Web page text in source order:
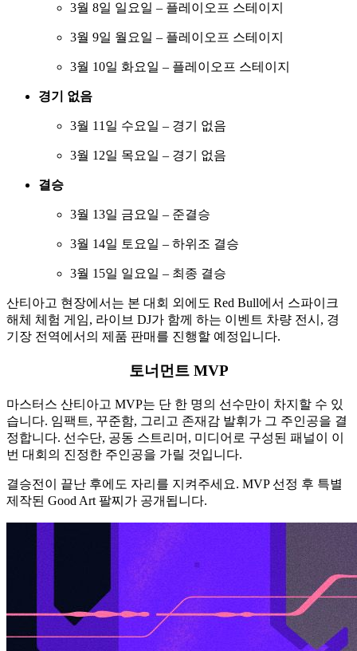
3월 8일 일요일 – 플레이오프 스테이지
3월 9일 월요일 – 플레이오프 스테이지
3월 10일 화요일 – 플레이오프 스테이지
경기 없음
3월 11일 수요일 – 경기 없음
3월 12일 목요일 – 경기 없음
결승
3월 13일 금요일 – 준결승
3월 14일 토요일 – 하위조 결승
3월 15일 일요일 – 최종 결승
산티아고 현장에서는 본 대회 외에도 Red Bull에서 스파이크
해체 체험 게임, 라이브 DJ가 함께 하는 이벤트 차량 전시, 경
기장 전역에서의 제품 판매를 진행할 예정입니다.
토너먼트 MVP
마스터스 산티아고 MVP는 단 한 명의 선수만이 차지할 수 있
습니다. 임팩트, 꾸준함, 그리고 존재감 발휘가 그 주인공을 결
정합니다. 선수단, 공동 스트리머, 미디어로 구성된 패널이 이
번 대회의 진정한 주인공을 가릴 것입니다.
결승전이 끝난 후에도 자리를 지켜주세요. MVP 선정 후 특별
제작된 Good Art 팔찌가 공개됩니다.